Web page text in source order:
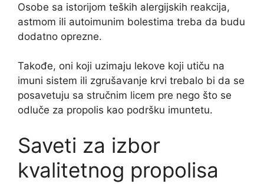
Osobe sa istorijom teških alergijskih reakcija,
astmom ili autoimunim bolestima treba da budu
dodatno oprezne.
Takođe, oni koji uzimaju lekove koji utiču na
imuni sistem ili zgrušavanje krvi trebalo bi da se
posavetuju sa stručnim licem pre nego što se
odluče za propolis kao podršku imuntetu.
Saveti za izbor
kvalitetnog propolisa